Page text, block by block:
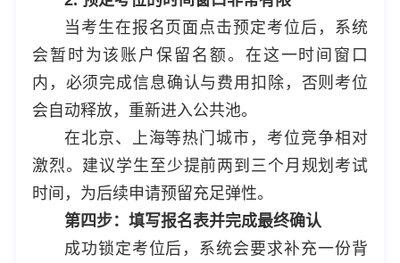
当考生在报名页面点击预定考位后，系统
会暂时为该账户保留名额。在这一时间窗口
内，必须完成信息确认与费用扣除，否则考位
会自动释放，重新进入公共池。
在北京、上海等热门城市，考位竞争相对
激烈。建议学生至少提前两到三个月规划考试
时间，为后续申请预留充足弹性。
第四步：填写报名表并完成最终确认
成功锁定考位后，系统会要求补充一份背